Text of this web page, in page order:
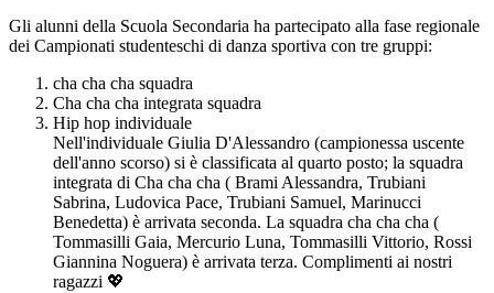
Gli alunni della Scuola Secondaria ha partecipato alla fase regionale
dei Campionati studenteschi di danza sportiva con tre gruppi:
cha cha cha squadra
Cha cha cha integrata squadra
Hip hop individuale
Nell'individuale Giulia D'Alessandro (campionessa uscente
dell'anno scorso) si è classificata al quarto posto; la squadra
integrata di Cha cha cha ( Brami Alessandra, Trubiani
Sabrina, Ludovica Pace, Trubiani Samuel, Marinucci
Benedetta) è arrivata seconda. La squadra cha cha cha (
Tommasilli Gaia, Mercurio Luna, Tommasilli Vittorio, Rossi
Giannina Noguera) è arrivata terza. Complimenti ai nostri
ragazzi 💖